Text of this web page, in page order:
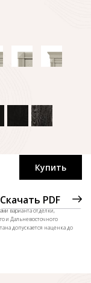
Купить
Скачать PDF
варианта отделки,
и Дальневосточного
допускается наценка до